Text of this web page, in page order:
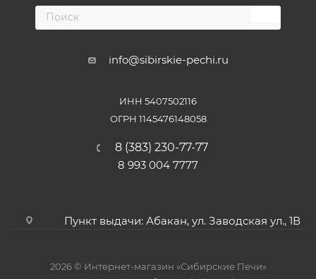
info@sibirskie-pechi.ru
ИНН 5407502116
ОГРН 1145476148058
8 (383) 230-77-77
8 993 004 7777
Пункт выдачи: Абакан, ул. Заводская ул., 1В
2026 © Интернет-магазин «Сибирские Печи»